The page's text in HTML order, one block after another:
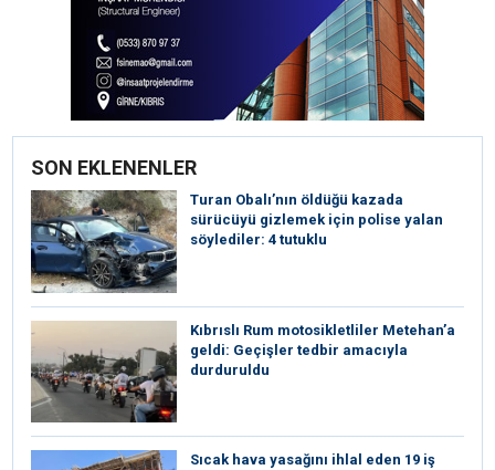
SON EKLENENLER
Turan Obalı’nın öldüğü kazada
sürücüyü gizlemek için polise yalan
söylediler: 4 tutuklu
Kıbrıslı Rum motosikletliler Metehan’a
geldi: Geçişler tedbir amacıyla
durduruldu
Sıcak hava yasağını ihlal eden 19 iş